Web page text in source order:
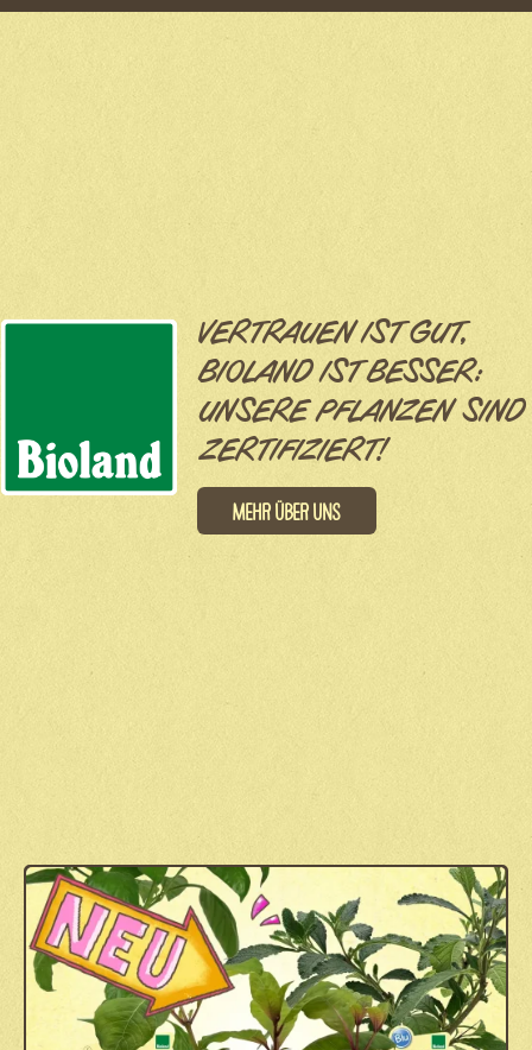
VERTRAUEN IST GUT,
BIOLAND IST BESSER:
UNSERE PFLANZEN SIND
ZERTIFIZIERT!
Mehr über uns